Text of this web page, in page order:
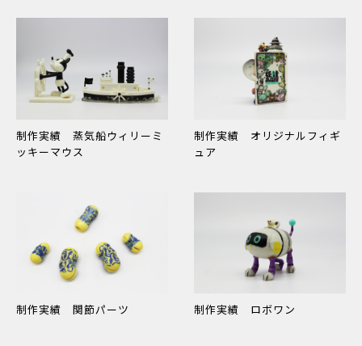
制作実績 蒸気船ウィリーミ
ッキーマウス
制作実績 オリジナルフィギ
ュア
制作実績 関節パーツ 制作実績 ロボワン